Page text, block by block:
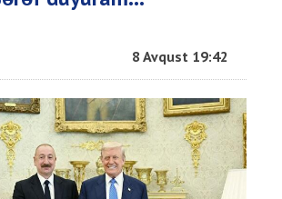
8 Avqust 19:42